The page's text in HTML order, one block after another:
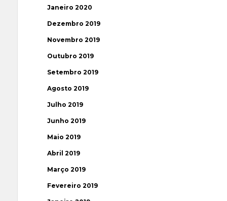
Janeiro 2020
Dezembro 2019
Novembro 2019
Outubro 2019
Setembro 2019
Agosto 2019
Julho 2019
Junho 2019
Maio 2019
Abril 2019
Março 2019
Fevereiro 2019